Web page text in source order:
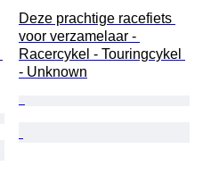
Deze prachtige racefiets
voor verzamelaar -
Racercykel - Touringcykel
- Unknown